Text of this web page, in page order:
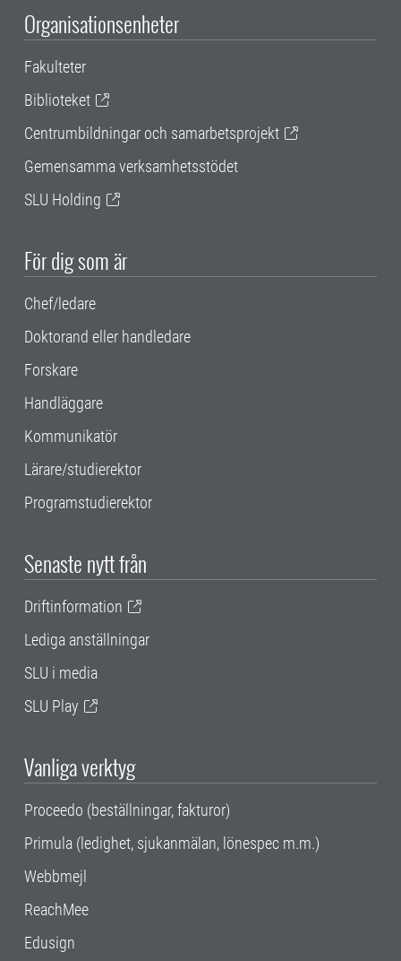
Organisationsenheter
Fakulteter
Biblioteket
Centrumbildningar och samarbetsprojekt
Gemensamma verksamhetsstödet
SLU Holding
För dig som är
Chef/ledare
Doktorand eller handledare
Forskare
Handläggare
Kommunikatör
Lärare/studierektor
Programstudierektor
Senaste nytt från
Driftinformation
Lediga anställningar
SLU i media
SLU Play
Vanliga verktyg
Proceedo (beställningar, fakturor)
Primula (ledighet, sjukanmälan, lönespec m.m.)
Webbmejl
ReachMee
Edusign